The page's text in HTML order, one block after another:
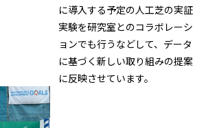
に導入する予定の人工芝の実証
実験を研究室とのコラボレーシ
ョンでも行うなどして、データ
に基づく新しい取り組みの提案
に反映させています。